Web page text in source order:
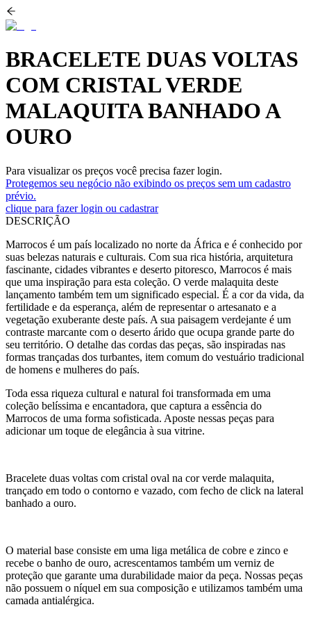
BRACELETE DUAS VOLTAS
COM CRISTAL VERDE
MALAQUITA BANHADO A
OURO
Para visualizar os preços você precisa fazer login.
Protegemos seu negócio não exibindo os preços sem um cadastro
prévio.
clique para fazer login ou cadastrar
DESCRIÇÃO
Marrocos é um país localizado no norte da África e é conhecido por
suas belezas naturais e culturais. Com sua rica história, arquitetura
fascinante, cidades vibrantes e deserto pitoresco, Marrocos é mais
que uma inspiração para esta coleção. O verde malaquita deste
lançamento também tem um significado especial. É a cor da vida, da
fertilidade e da esperança, além de representar o artesanato e a
vegetação exuberante deste país. A sua paisagem verdejante é um
contraste marcante com o deserto árido que ocupa grande parte do
seu território. O detalhe das cordas das peças, são inspiradas nas
formas trançadas dos turbantes, item comum do vestuário tradicional
de homens e mulheres do país.
Toda essa riqueza cultural e natural foi transformada em uma
coleção belíssima e encantadora, que captura a essência do
Marrocos de uma forma sofisticada. Aposte nessas peças para
adicionar um toque de elegância à sua vitrine.
Bracelete duas voltas com cristal oval na cor verde malaquita,
trançado em todo o contorno e vazado, com fecho de click na lateral
banhado a ouro.
O material base consiste em uma liga metálica de cobre e zinco e
recebe o banho de ouro, acrescentamos também um verniz de
proteção que garante uma durabilidade maior da peça. Nossas peças
não possuem o níquel em sua composição e utilizamos também uma
camada antialérgica.